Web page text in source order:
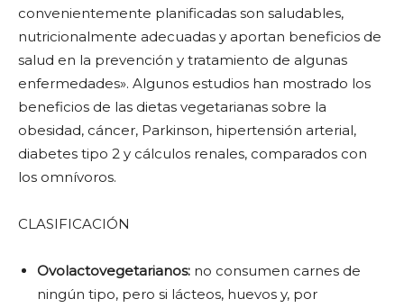
convenientemente planificadas son saludables,
nutricionalmente adecuadas y aportan beneficios de
salud en la prevención y tratamiento de algunas
enfermedades». Algunos estudios han mostrado los
beneficios de las dietas vegetarianas sobre la
obesidad, cáncer, Parkinson, hipertensión arterial,
diabetes tipo 2 y cálculos renales, comparados con
los omnívoros.
CLASIFICACIÓN
Ovolactovegetarianos: no consumen carnes de
ningún tipo, pero si lácteos, huevos y, por